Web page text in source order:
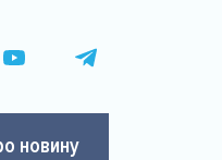
новину